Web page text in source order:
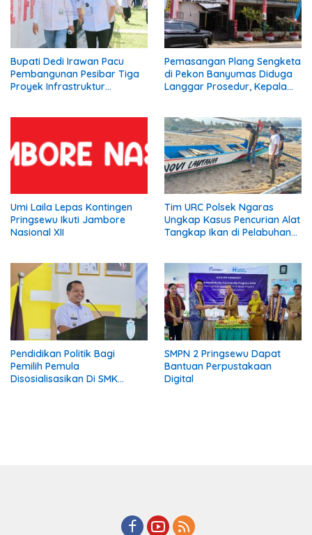
Bupati Dedi Irawan Pacu
Pembangunan Pesibar Tiga
Proyek Infrastruktur
Pemasangan Plang Sengketa
di Pekon Banyumas Diduga
Langgar Prosedur, Kepala
Umi Laila Lepas Kontingen
Pringsewu Ikuti Jambore
Nasional XII
Tim URC Polsek Ngaras
Ungkap Kasus Pencurian Alat
Tangkap Ikan di Pelabuhan
Pendidikan Politik Bagi
Pemilih Pemula
Disosialisasikan Di SMK
SMPN 2 Pringsewu Dapat
Bantuan Perpustakaan
Digital